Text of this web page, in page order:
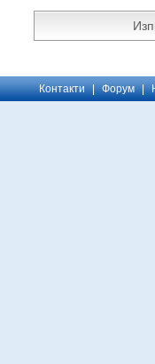
Контакти | Форум |